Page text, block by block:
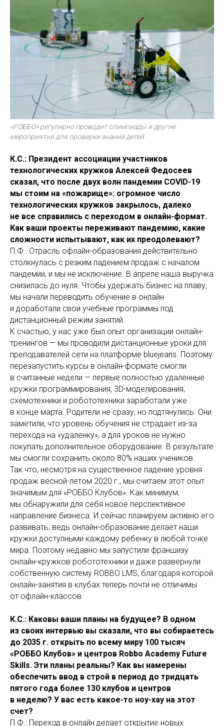
«РОББО» регулярно проводит олимпиады и другие
мероприятия для проверки знаний детей
К.С.: Президент ассоциации участников
технологических кружков Алексей Федосеев
сказал, что после двух волн пандемии COVID-19
мы стоим на «пожарище»: огромное число
технологических кружков закрылось, далеко
не все справились с переходом в онлайн-формат.
Как ваши проекты переживают пандемию, какие
сложности испытывают, как их преодолевают?
П.Ф.: Отрасль офлайн-образования действительно
столкнулась с резким падением продаж с началом
пандемии, и мы не исключение. В апреле наша выручка
снизилась до нуля. Чтобы удержать бизнес на плаву,
мы начали переводить обучение в онлайн
и доработали свои учебные программы под
дистанционный режим занятий.
К счастью, у нас уже был опыт организации онлайн-
тренингов — мы проводили дистанционные уроки для
преподавателей сети на платформе bluejeans. Поэтому
перезапустить курсы в онлайн-формате смогли
в считанные недели — первые полностью удаленные
кружки программирования, 3D-моделирования,
схемотехники и робототехники заработали уже
в конце марта. Родители не сразу, но подтянулись. Они
заметили, что уровень обучения не страдает из-за
перехода на «удаленку», а для уроков не нужно
покупать дополнительное оборудование. В результате
мы смогли сохранить около 80% наших учеников.
Так что, несмотря на существенное падение уровня
продаж весной-летом 2020 г., мы считаем этот опыт
значимым для «РОББО Клубов». Как минимум,
мы обнаружили для себя новое перспективное
направление бизнеса. И сейчас планируем активно его
развивать, ведь онлайн-образование делает наши
кружки доступными каждому ребенку в любой точке
мира. Поэтому недавно мы запустили франшизу
онлайн-кружков робототехники и даже развернули
собственную систему ROBBO LMS, благодаря которой
онлайн-занятия в клубах теперь почти не отличимы
от офлайн-классов.
К.С.: Каковы ваши планы на будущее? В одном
из своих интервью вы сказали, что вы собираетесь
до 2035 г. открыть по всему миру 100 тысяч
«РОББО Клубов» и центров Robbo Academy Future
Skills. Эти планы реальны? Как вы намерены
обеспечить ввод в строй в период до тридцать
пятого года более 130 клубов и центров
в неделю? У вас есть какое-то ноу-хау на этот
счет?
П.Ф.: Переход в онлайн делает открытие новых